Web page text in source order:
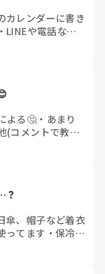
カレンダーに書き
・ LINEや電話など
よる🤔 ・ あまり
(コメントで教え
？
傘、帽子など着衣
ってます ・ 保冷剤
い）